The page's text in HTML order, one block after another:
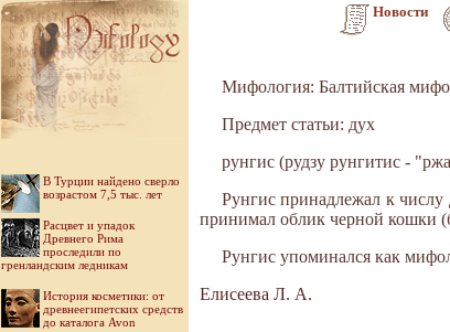
Новости
В Турции найдено сверло
возрастом 7,5 тыс. лет
Расцвет и упадок
Древнего Рима
проследили по
гренландским ледникам
История косметики: от
древнеегипетских средств
до каталога Avon
Мифология: Балтийская
Предмет статьи: дух
рунгис (рудзу рунгитис -
Рунгис принадлежал к
принимал облик черной кошки
Рунгис упоминался как
Елисеева Л. А.